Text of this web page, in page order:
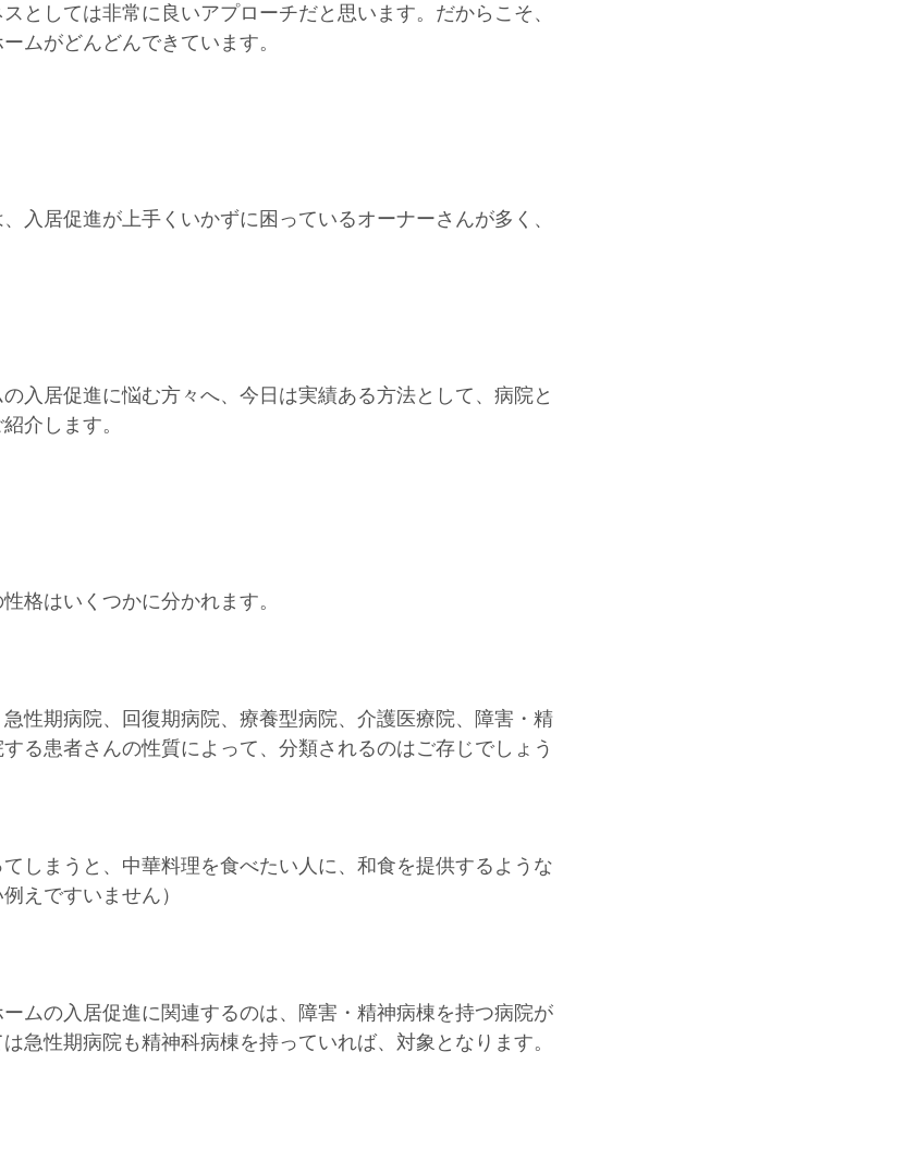
としては非常に良いアプローチだと思います。だからこそ、
ムがどんどんできています。
入居促進が上手くいかずに困っているオーナーさんが多く、
入居促進に悩む方々へ、今日は実績ある方法として、病院と
介します。
格はいくつかに分かれます。
性期病院、回復期病院、療養型病院、介護医療院、障害・精
る患者さんの性質によって、分類されるのはご存じでしょう
しまうと、中華料理を食べたい人に、和食を提供するような
えですいません）
ムの入居促進に関連するのは、障害・精神病棟を持つ病院が
急性期病院も精神科病棟を持っていれば、対象となります。